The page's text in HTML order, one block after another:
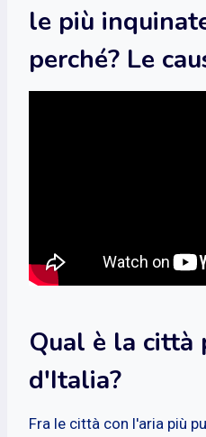
le più
perché? Le
Qual è la città
d'Italia?
Fra le città con l'aria più